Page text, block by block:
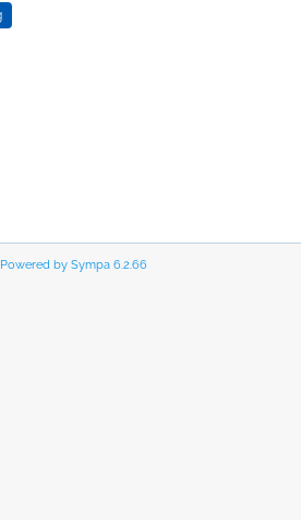
Powered by Sympa 6.2.66